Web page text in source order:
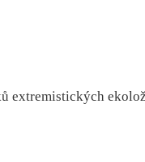
extremistických